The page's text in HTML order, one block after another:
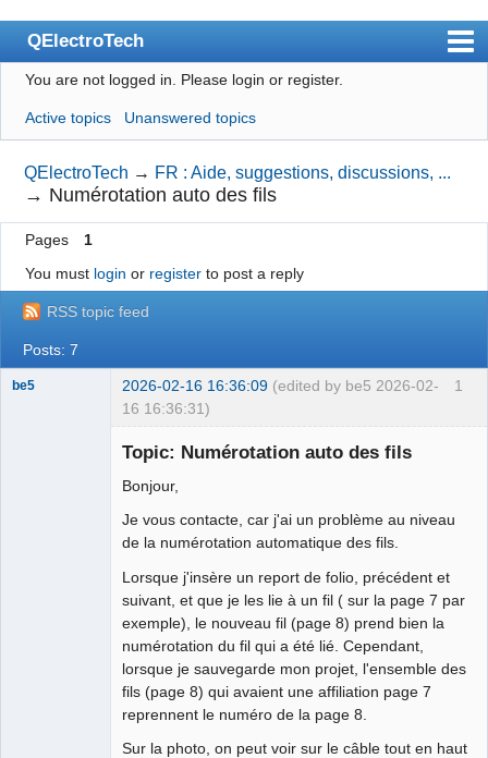
QElectroTech
Index
User list
Search
Register
Login
Site officiel
Wiki
BugTracker
Manual 0.8_cs
You are not logged in. Please login or register.
Active topics Unanswered topics
QElectroTech → FR : Aide, suggestions, discussions, ...
→ Numérotation auto des fils
Pages
1
You must login or registerto post a reply
RSS topic feed
Posts: 7
1
be5 2026-02-16 16:36:09 (edited by be5 2026-02-
16 16:36:31)
Topic: Numérotation auto des fils
Bonjour,
Je vous contacte, car j'ai un problème au niveau
de la numérotation automatique des fils.
Lorsque j'insère un report de folio, précédent et
suivant, et que je les lie à un fil ( sur la page 7 par
exemple), le nouveau fil (page 8) prend bien la
numérotation du fil qui a été lié. Cependant,
lorsque je sauvegarde mon projet, l'ensemble des
fils (page 8) qui avaient une affiliation page 7
reprennent le numéro de la page 8.
Sur la photo, on peut voir sur le câble tout en haut